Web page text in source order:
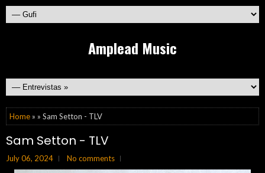
Amplead Music
Home » » Sam Setton - TLV
Sam Setton - TLV
July 06, 2024 No comments